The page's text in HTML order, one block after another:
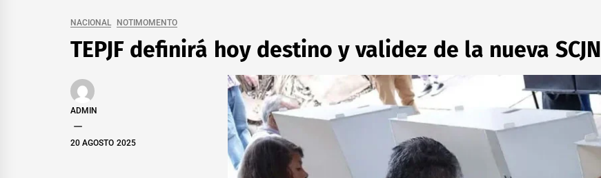
NACIONAL NOTIMOMENTO
TEPJF definirá hoy destino y validez de la nueva SCJN
ADMIN
20 AGOSTO 2025